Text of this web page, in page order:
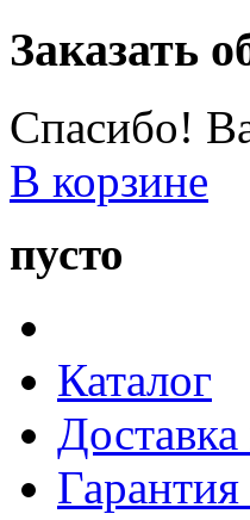
Заказать
Спасибо!
В корзине
пусто
Каталог
Гарантия